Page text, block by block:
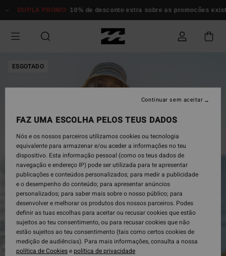
para
informação
DUPLA PROMO 10% de desconto extra sobre as promocôes
ESGOTADO
FAZ UMA ESCOLHA PELOS TEUS DADOS
Nós e os nossos parceiros utilizamos cookies ou tecnologia
equivalente para armazenar e/ou aceder a informações no teu
dispositivo. Esta informação pessoal (como os teus dados de
navegação e endereço IP) pode ser utilizada para te apresentar
publicações e conteúdos personalizados; para medir a publicidade
e o desempenho do conteúdo; para apresentar anúncios
personalizados; para saber mais sobre o nosso público; para
desenvolver e melhorar os produtos dos nossos parceiros. Podes
definir as tuas escolhas para aceitar ou recusar cookies que estão
sujeitos ao teu consentimento, ou para recusar cookies que não
estão sujeitos ao teu consentimento (tais como certos cookies de
medição de audiências). Para mais informações, consulta a nossa
política de Cookiesepolítica de privacidade
Continuar sem aceitar